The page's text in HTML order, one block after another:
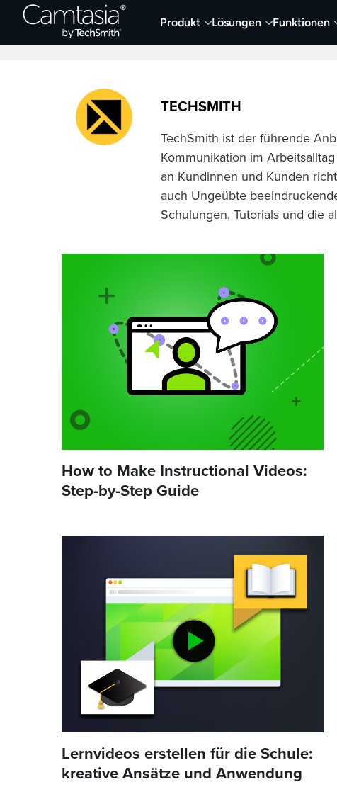
Direkt
Produkt Lösungen Funktionen
Neueste Artikel Screen Capture und
TECHSMITH
TechSmith ist der führende
Kommunikation im
an Kundinnen und Kunden
auch Ungeübte
Schulungen, Tutorials und die
How to Make Instructional Videos:
Step-by-Step Guide
Lernvideos erstellen für die Schule:
kreative Ansätze und Anwendung